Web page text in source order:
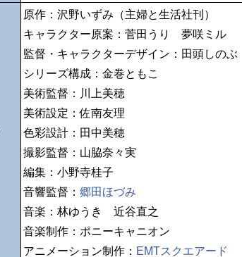
原作：沢野いずみ（主婦と生活社刊）
キャラクター原案：菅田うり 夢咲ミル
監督・キャラクターデザイン：田頭しのぶ
シリーズ構成：金巻ともこ
美術監督：川上美穂
美術設定：佐南友理
色彩設計：田中美穂
撮影監督：山脇奈々実
編集：小野寺桂子
音響監督： 郷田ほづみ
音楽：林ゆうき 近谷直之
音楽制作：ポニーキャニオン
アニメーション制作： EMTスクエアード